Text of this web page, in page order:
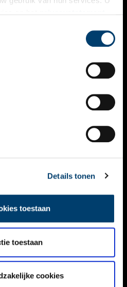
Details tonen
toestaan
toestaan
cookies